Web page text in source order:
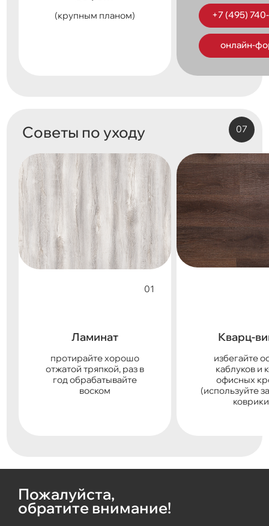
(крупным планом) +7 (495)
онлайн-
Советы по уходу
Ламинат
протирайте хорошо
отжатой тряпкой, раз в
год обрабатывайте
воском
Кварц-
избегайте
каблуков и
офисных
(используйте
Пожалуйста,
обратите внимание!